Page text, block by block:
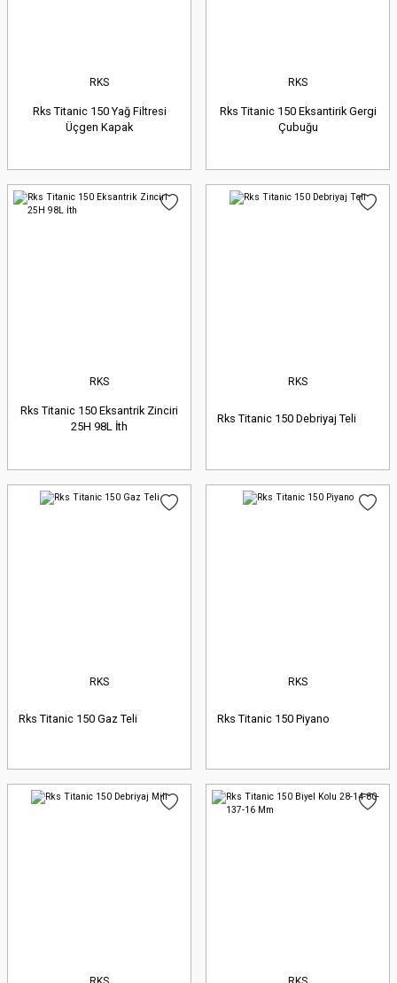
RKS
Rks Titanic 150 Yağ Filtresi
Üçgen Kapak
RKS
Rks Titanic 150 Eksantirik Gergi
Çubuğu
RKS
Rks Titanic 150 Eksantrik Zinciri
25H 98L İth
RKS
Rks Titanic 150 Debriyaj Teli
RKS
Rks Titanic 150 Gaz Teli
RKS
Rks Titanic 150 Piyano